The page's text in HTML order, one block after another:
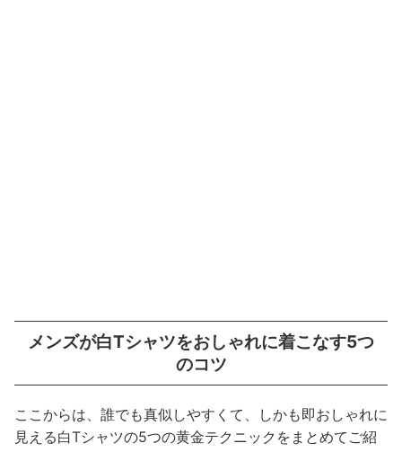
メンズが白Tシャツをおしゃれに着こなす5つ
のコツ
ここからは、誰でも真似しやすくて、しかも即おしゃれに
見える白Tシャツの5つの黄金テクニックをまとめてご紹